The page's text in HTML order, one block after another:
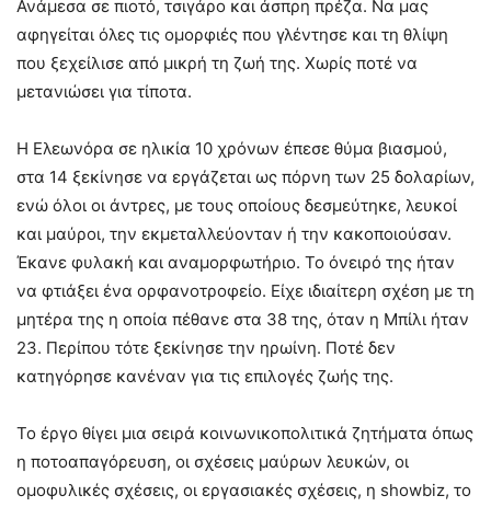
Ανάμεσα σε πιοτό, τσιγάρο και άσπρη πρέζα. Να μας
αφηγείται όλες τις ομορφιές που γλέντησε και τη θλίψη
που ξεχείλισε από μικρή τη ζωή της. Χωρίς ποτέ να
μετανιώσει για τίποτα.
Η Ελεωνόρα σε ηλικία 10 χρόνων έπεσε θύμα βιασμού,
στα 14 ξεκίνησε να εργάζεται ως πόρνη των 25 δολαρίων,
ενώ όλοι οι άντρες, με τους οποίους δεσμεύτηκε, λευκοί
και μαύροι, την εκμεταλλεύονταν ή την κακοποιούσαν.
Έκανε φυλακή και αναμορφωτήριο. Το όνειρό της ήταν
να φτιάξει ένα ορφανοτροφείο. Είχε ιδιαίτερη σχέση με τη
μητέρα της η οποία πέθανε στα 38 της, όταν η Μπίλι ήταν
23. Περίπου τότε ξεκίνησε την ηρωίνη. Ποτέ δεν
κατηγόρησε κανέναν για τις επιλογές ζωής της.
Το έργο θίγει μια σειρά κοινωνικοπολιτικά ζητήματα όπως
η ποτοαπαγόρευση, οι σχέσεις μαύρων λευκών, οι
ομοφυλικές σχέσεις, οι εργασιακές σχέσεις, η showbiz, το